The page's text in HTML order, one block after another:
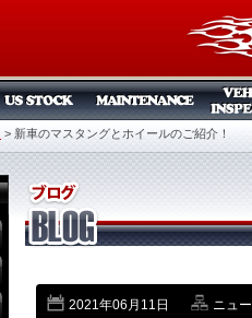
> 新車のマスタングとホイールのご紹介！
2021年06月11日 ニュ